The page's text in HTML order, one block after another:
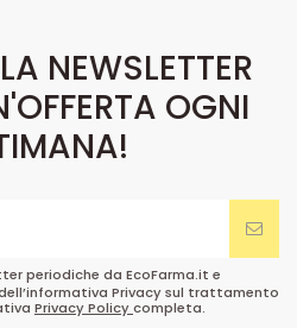
NEWSLETTER
OGNI
periodiche da EcoFarma.it e
Privacy sul trattamento
Privacy Policycompleta.